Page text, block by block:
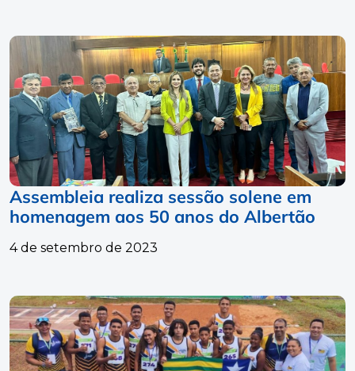
Assembleia realiza sessão solene em
homenagem aos 50 anos do Albertão
4 de setembro de 2023